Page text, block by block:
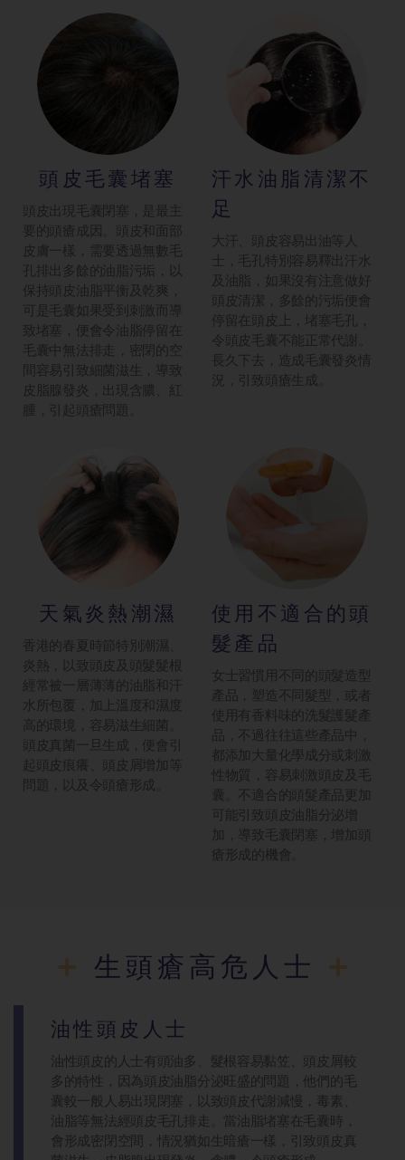
頭皮毛囊堵塞
頭皮出現毛囊閉塞，是最主
要的頭瘡成因。頭皮和面部
皮膚一樣，需要透過無數毛
孔排出多餘的油脂污垢，以
保持頭皮油脂平衡及乾爽，
可是毛囊如果受到刺激而導
致堵塞，便會令油脂停留在
毛囊中無法排走，密閉的空
間容易引致細菌滋生，導致
皮脂腺發炎，出現含膿、紅
腫，引起頭瘡問題。
汗水油脂清潔不
足
大汗、頭皮容易出油等人
士，毛孔特別容易釋出汗水
及油脂，如果沒有注意做好
頭皮清潔，多餘的污垢便會
停留在頭皮上，堵塞毛孔，
令頭皮毛囊不能正常代謝。
長久下去，造成毛囊發炎情
況，引致頭瘡生成。
天氣炎熱潮濕
香港的春夏時節特別潮濕、
炎熱，以致頭皮及頭髮髮根
經常被一層薄薄的油脂和汗
水所包覆，加上溫度和濕度
高的環境，容易滋生細菌。
頭皮真菌一旦生成，便會引
起頭皮痕癢、頭皮屑增加等
問題，以及令頭瘡形成。
使用不適合的頭
髮產品
女士習慣用不同的頭髮造型
產品，塑造不同髮型，或者
使用有香料味的洗髮護髮產
品，不過往往這些產品中，
都添加大量化學成分或刺激
性物質，容易刺激頭皮及毛
囊。不適合的頭髮產品更加
可能引致頭皮油脂分泌增
加，導致毛囊閉塞，增加頭
瘡形成的機會。
生頭瘡高危人士
油性頭皮人士
油性頭皮的人士有頭油多、髮根容易黏笠、頭皮屑較
多的特性，因為頭皮油脂分泌旺盛的問題，他們的毛
囊較一般人易出現閉塞，以致頭皮代謝減慢，毒素、
油脂等無法經頭皮毛孔排走。當油脂堵塞在毛囊時，
會形成密閉空間，情況猶如生暗瘡一樣，引致頭皮真